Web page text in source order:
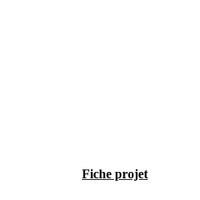
Fiche projet